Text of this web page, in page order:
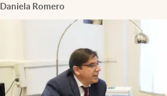
Daniela Romero